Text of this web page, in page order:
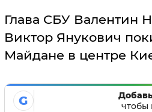
Глава СБУ Валентин
Виктор Янукович
Майдане в центре
G
чтобы